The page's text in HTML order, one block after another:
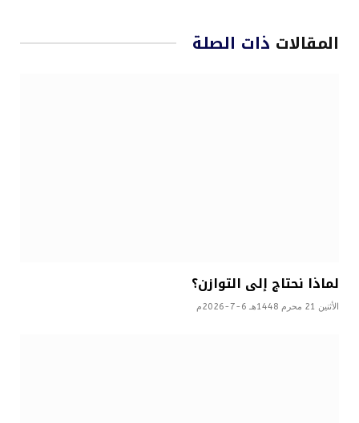
المقالات ذات الصلة
لماذا نحتاج إلى التوازن؟
الأثنين 21 محرم 1448هـ 6-7-2026م